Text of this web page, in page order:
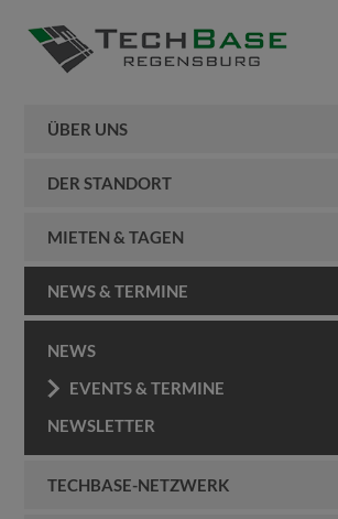
ÜBER UNS
DER STANDORT
MIETEN & TAGEN
NEWS & TERMINE
NEWS
EVENTS & TERMINE
NEWSLETTER
TECHBASE-NETZWERK